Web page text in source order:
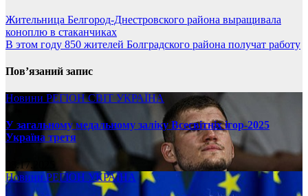
Жительница Белгород-Днестровского района выращивала
коноплю в стаканчиках
В этом году 850 жителей Болградского района получат работу
Пов’язаний запис
Новини РЕГІОНСВІТ УКРАЇНА
У загальному медальному заліку Всесвітніх ігор-2025
Україна третя
08.17.2025
НовиниРЕГІОН УКРАЇНА